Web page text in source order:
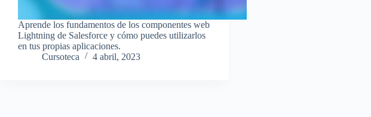
Aprende los fundamentos de los componentes web
Lightning de Salesforce y cómo puedes utilizarlos
en tus propias aplicaciones.
Cursoteca
4 abril, 2023